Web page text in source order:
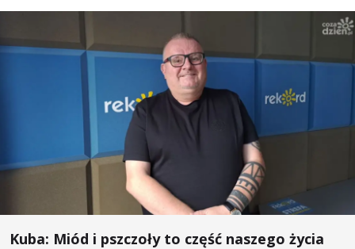
Kuba: Miód i pszczoły to część naszego życia